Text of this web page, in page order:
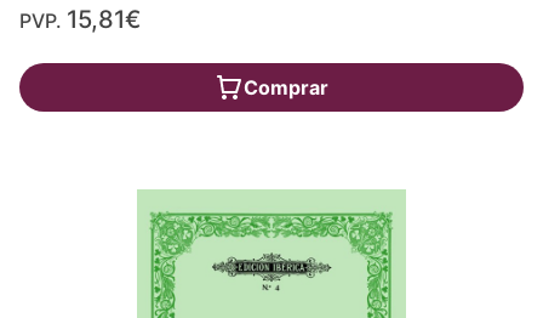
PVP. 15,81€
Comprar